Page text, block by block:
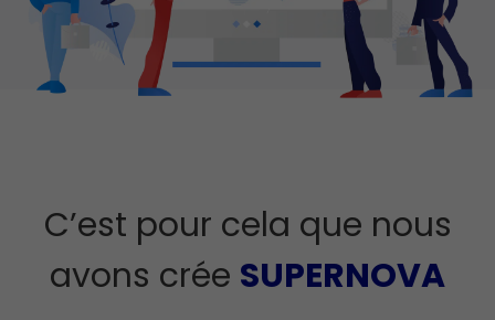
C’est pour cela que nous
avons crée SUPERNOVA